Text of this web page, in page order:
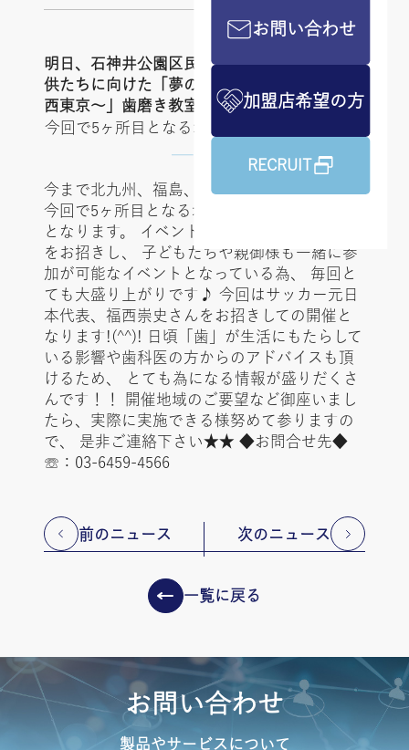
お問い合わせ
加盟店希望の方
RECRUIT
明日、石神井公園区民交流センターにて、 子
供たちに向けた「夢の教室～1White1Smile in
西東京～」歯磨き教室を実施致します
今回で5ヶ所目となる地域での歯磨き教室実施
今まで北九州、福島、佐賀、横浜、東京と、
今回で5ヶ所目となる地域での歯磨き教室実施
となります。 イベントの際は毎回特別ゲスト
をお招きし、 子どもたちや親御様も一緒に参
加が可能なイベントとなっている為、 毎回と
ても大盛り上がりです♪ 今回はサッカー元日
本代表、福西崇史さんをお招きしての開催と
なります!(^^)! 日頃「歯」が生活にもたらして
いる影響や歯科医の方からのアドバイスも頂
けるため、 とても為になる情報が盛りだくさ
んです！！ 開催地域のご要望など御座いまし
たら、実際に実施できる様努めて参りますの
で、 是非ご連絡下さい★★ ◆お問合せ先◆
☏：03-6459-4566
前のニュース
一覧に戻る
次のニュース
お問い合わせ
製品やサービスについて